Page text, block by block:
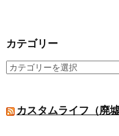
カテゴリー
カスタムライフ（廃